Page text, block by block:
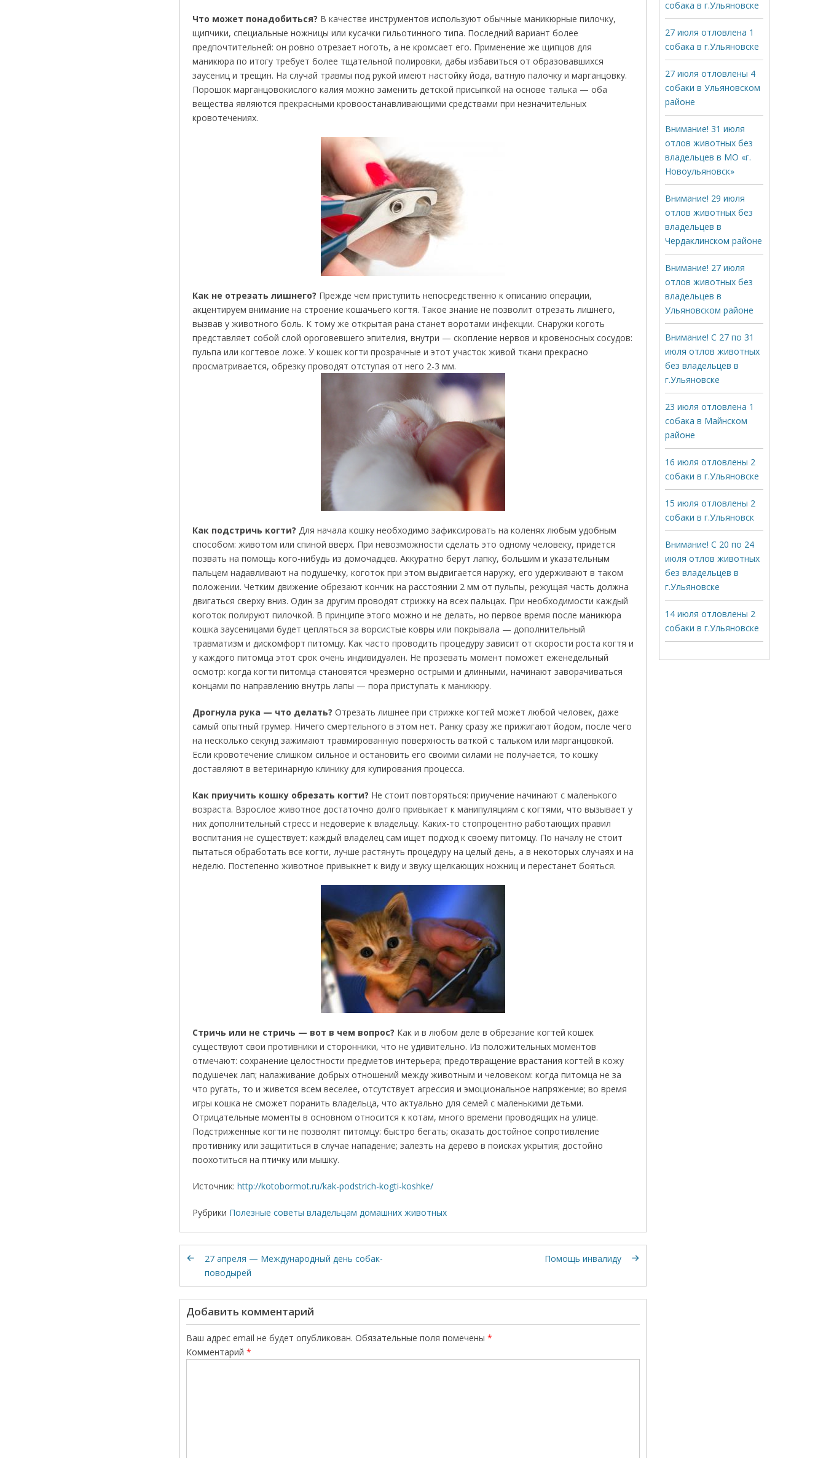
Что может понадобиться? В качестве инструментов используют обычные маникюрные пилочку,
щипчики, специальные ножницы или кусачки гильотинного типа. Последний вариант более
предпочтительней: он ровно отрезает ноготь, а не кромсает его. Применение же щипцов для
маникюра по итогу требует более тщательной полировки, дабы избавиться от образовавшихся
заусениц и трещин. На случай травмы под рукой имеют настойку йода, ватную палочку и марганцовку.
Порошок марганцовокислого калия можно заменить детской присыпкой на основе талька — оба
вещества являются прекрасными кровоостанавливающими средствами при незначительных
кровотечениях.
Как не отрезать лишнего? Прежде чем приступить непосредственно к описанию операции,
акцентируем внимание на строение кошачьего когтя. Такое знание не позволит отрезать лишнего,
вызвав у животного боль. К тому же открытая рана станет воротами инфекции. Снаружи коготь
представляет собой слой ороговевшего эпителия, внутри — скопление нервов и кровеносных сосудов:
пульпа или когтевое ложе. У кошек когти прозрачные и этот участок живой ткани прекрасно
просматривается, обрезку проводят отступая от него 2-3 мм.
Как подстричь когти? Для начала кошку необходимо зафиксировать на коленях любым удобным
способом: животом или спиной вверх. При невозможности сделать это одному человеку, придется
позвать на помощь кого-нибудь из домочадцев. Аккуратно берут лапку, большим и указательным
пальцем надавливают на подушечку, коготок при этом выдвигается наружу, его удерживают в таком
положении. Четким движение обрезают кончик на расстоянии 2 мм от пульпы, режущая часть должна
двигаться сверху вниз. Один за другим проводят стрижку на всех пальцах. При необходимости каждый
коготок полируют пилочкой. В принципе этого можно и не делать, но первое время после маникюра
кошка заусеницами будет цепляться за ворсистые ковры или покрывала — дополнительный
травматизм и дискомфорт питомцу. Как часто проводить процедуру зависит от скорости роста когтя и
у каждого питомца этот срок очень индивидуален. Не прозевать момент поможет еженедельный
осмотр: когда когти питомца становятся чрезмерно острыми и длинными, начинают заворачиваться
концами по направлению внутрь лапы — пора приступать к маникюру.
Дрогнула рука — что делать? Отрезать лишнее при стрижке когтей может любой человек, даже
самый опытный грумер. Ничего смертельного в этом нет. Ранку сразу же прижигают йодом, после чего
на несколько секунд зажимают травмированную поверхность ваткой с тальком или марганцовкой.
Если кровотечение слишком сильное и остановить его своими силами не получается, то кошку
доставляют в ветеринарную клинику для купирования процесса.
Как приучить кошку обрезать когти? Не стоит повторяться: приучение начинают с маленького
возраста. Взрослое животное достаточно долго привыкает к манипуляциям с когтями, что вызывает у
них дополнительный стресс и недоверие к владельцу. Каких-то стопроцентно работающих правил
воспитания не существует: каждый владелец сам ищет подход к своему питомцу. По началу не стоит
пытаться обработать все когти, лучше растянуть процедуру на целый день, а в некоторых случаях и на
неделю. Постепенно животное привыкнет к виду и звуку щелкающих ножниц и перестанет бояться.
Стричь или не стричь — вот в чем вопрос? Как и в любом деле в обрезание когтей кошек
существуют свои противники и сторонники, что не удивительно. Из положительных моментов
отмечают: сохранение целостности предметов интерьера; предотвращение врастания когтей в кожу
подушечек лап; налаживание добрых отношений между животным и человеком: когда питомца не за
что ругать, то и живется всем веселее, отсутствует агрессия и эмоциональное напряжение; во время
игры кошка не сможет поранить владельца, что актуально для семей с маленькими детьми.
Отрицательные моменты в основном относится к котам, много времени проводящих на улице.
Подстриженные когти не позволят питомцу: быстро бегать; оказать достойное сопротивление
противнику или защититься в случае нападение; залезть на дерево в поисках укрытия; достойно
поохотиться на птичку или мышку.
Источник: http://kotobormot.ru/kak-podstrich-kogti-koshke/
Рубрики Полезные советы владельцам домашних животных
27 апреля — Международный день собак-
поводырей
Помощь инвалиду
Добавить комментарий
Ваш адрес email не будет опубликован. Обязательные поля помечены *
Комментарий *
собака в г.Ульяновске
27 июля отловлена 1
собака в г.Ульяновске
27 июля отловлены 4
собаки в Ульяновском
районе
Внимание! 31 июля
отлов животных без
владельцев в МО «г.
Новоульяновск»
Внимание! 29 июля
отлов животных без
владельцев в
Чердаклинском районе
Внимание! 27 июля
отлов животных без
владельцев в
Ульяновском районе
Внимание! С 27 по 31
июля отлов животных
без владельцев в
г.Ульяновске
23 июля отловлена 1
собака в Майнском
районе
16 июля отловлены 2
собаки в г.Ульяновске
15 июля отловлены 2
собаки в г.Ульяновск
Внимание! С 20 по 24
июля отлов животных
без владельцев в
г.Ульяновске
14 июля отловлены 2
собаки в г.Ульяновске